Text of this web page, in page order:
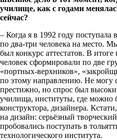
училище, как с годами
сейчас?
– Когда я в 1992 году
по два-три человека на место.
был конкурс аттестатов. В
человек сформировали по две
«портных-верхников»,
по этому направлению. Не могу
престижно, но спрос был
училища, институты, где можно
конструктора, дизайнера.
на дизайн: серьёзный
пробовались поступать в
технологического института.